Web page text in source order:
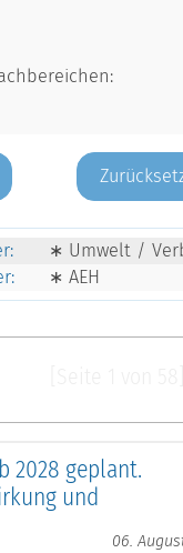
∗ Umwelt /
∗ AEH
2028 geplant.
und
06.